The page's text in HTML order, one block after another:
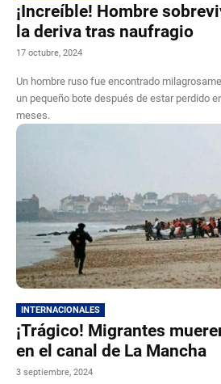
¡Increíble! Hombre
la deriva tras naufragio
17 octubre, 2024
Un hombre ruso fue encontrado
un pequeño bote después de estar perdido
meses.
INTERNACIONALES
¡Trágico! Migrantes
en el canal de La Mancha
3 septiembre, 2024